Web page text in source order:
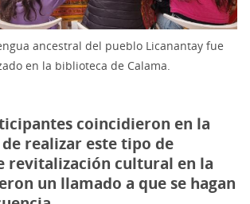
ancestral del pueblo Licanantay fue
en la biblioteca de Calama.
coincidieron en la
realizar este tipo de
revitalización cultural en la
un llamado a que se hagan